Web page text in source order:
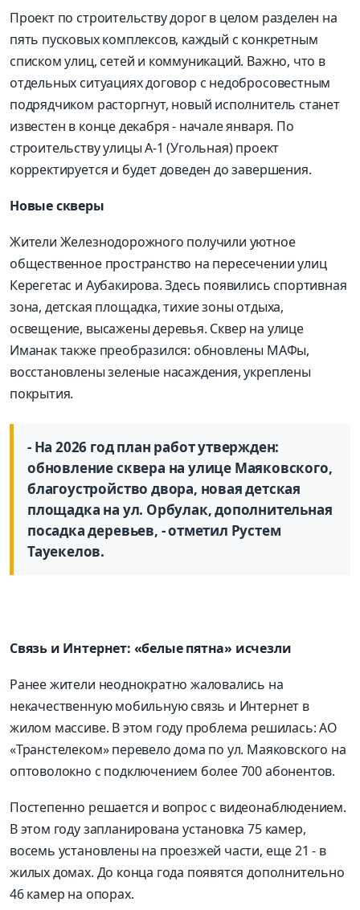
Проект по строительству дорог в целом разделен на
пять пусковых комплексов, каждый с конкретным
списком улиц, сетей и коммуникаций. Важно, что в
отдельных ситуациях договор с недобросовестным
подрядчиком расторгнут, новый исполнитель станет
известен в конце декабря - начале января. По
строительству улицы А-1 (Угольная) проект
корректируется и будет доведен до завершения.
Новые скверы
Жители Железнодорожного получили уютное
общественное пространство на пересечении улиц
Керегетас и Аубакирова. Здесь появились спортивная
зона, детская площадка, тихие зоны отдыха,
освещение, высажены деревья. Сквер на улице
Иманак также преобразился: обновлены МАФы,
восстановлены зеленые насаждения, укреплены
покрытия.
- На 2026 год план работ утвержден:
обновление сквера на улице Маяковского,
благоустройство двора, новая детская
площадка на ул. Орбулак, дополнительная
посадка деревьев, - отметил Рустем
Тауекелов.
Связь и Интернет: «белые пятна» исчезли
Ранее жители неоднократно жаловались на
некачественную мобильную связь и Интернет в
жилом массиве. В этом году проблема решилась: АО
«Транстелеком» перевело дома по ул. Маяковского на
оптоволокно с подключением более 700 абонентов.
Постепенно решается и вопрос с видеонаблюдением.
В этом году запланирована установка 75 камер,
восемь установлены на проезжей части, еще 21 - в
жилых домах. До конца года появятся дополнительно
46 камер на опорах.